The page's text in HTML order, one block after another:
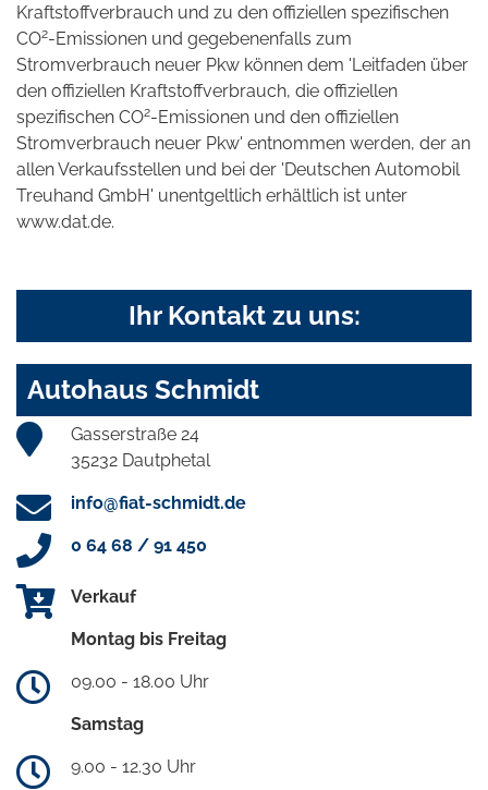
Kraftstoffverbrauch und zu den offiziellen spezifischen
CO2-Emissionen und gegebenenfalls zum
Stromverbrauch neuer Pkw können dem 'Leitfaden über
den offiziellen Kraftstoffverbrauch, die offiziellen
spezifischen CO2-Emissionen und den offiziellen
Stromverbrauch neuer Pkw' entnommen werden, der an
allen Verkaufsstellen und bei der 'Deutschen Automobil
Treuhand GmbH' unentgeltlich erhältlich ist unter
www.dat.de.
Ihr Kontakt zu uns:
Autohaus Schmidt
Gasserstraße 24
35232 Dautphetal
info@fiat-schmidt.de
0 64 68 / 91 450
Verkauf
Montag bis Freitag
09.00 - 18.00 Uhr
Samstag
9.00 - 12.30 Uhr